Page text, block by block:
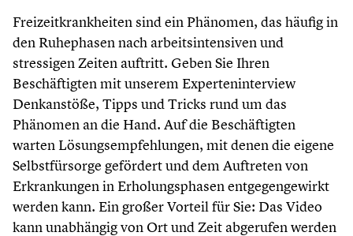
Freizeitkrankheiten sind ein Phänomen, das häufig in
den Ruhephasen nach arbeitsintensiven und
stressigen Zeiten auftritt. Geben Sie Ihren
Beschäftigten mit unserem Experteninterview
Denkanstöße, Tipps und Tricks rund um das
Phänomen an die Hand. Auf die Beschäftigten
warten Lösungsempfehlungen, mit denen die eigene
Selbstfürsorge gefördert und dem Auftreten von
Erkrankungen in Erholungsphasen entgegengewirkt
werden kann. Ein großer Vorteil für Sie: Das Video
kann unabhängig von Ort und Zeit abgerufen werden